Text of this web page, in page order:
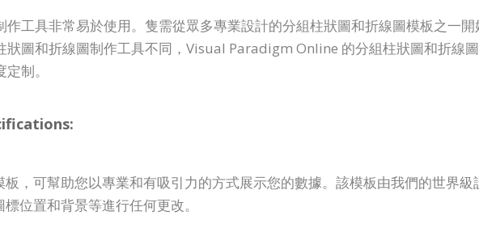
工具非常易於使用。隻需從眾多專業設計的分組柱狀圖和折線圖模板之一
狀圖和折線圖制作工具不同，Visual Paradigm Online 的分組柱狀圖和折線
制。
，可幫助您以專業和有吸引力的方式展示您的數據。該模板由我們的世界
位置和背景等進行任何更改。